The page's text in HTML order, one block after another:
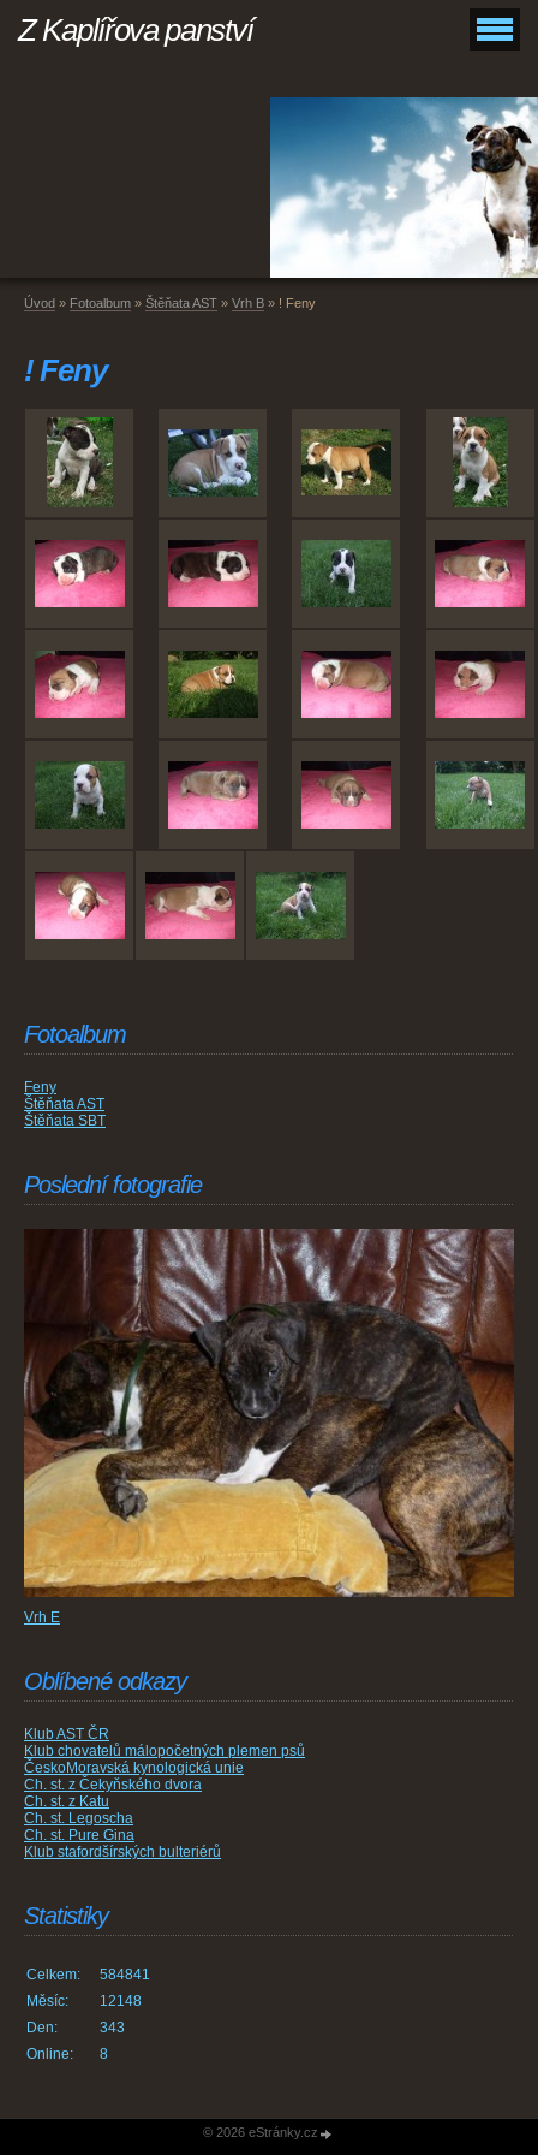
Z Kaplířova panství
Úvod » Fotoalbum » Štěňata AST » Vrh B » ! Feny
! Feny
Fotoalbum
Feny
Štěňata AST
Štěňata SBT
Poslední fotografie
Vrh E
Oblíbené odkazy
Klub AST ČR
Klub chovatelů málopočetných plemen psů
ČeskoMoravská kynologická unie
Ch. st. z Čekyňského dvora
Ch. st. z Katu
Ch. st. Legoscha
Ch. st. Pure Gina
Klub stafordšírských bulteriérů
Statistiky
Online: 8
Celkem:
584841
Měsíc:
12148
Den:
343
© 2026 eStránky.cz